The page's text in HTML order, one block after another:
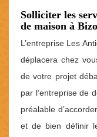
Solliciter les
de maison à
L’entreprise Les
déplacera chez
de votre projet
par l’entreprise de
préalable
et de bien définir